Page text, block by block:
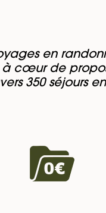
en
cœur de
350 séjours